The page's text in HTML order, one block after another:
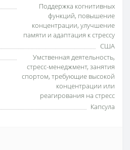
Поддержка когнитивных
функций, повышение
концентрации, улучшение
памяти и адаптация к стрессу
США
Умственная деятельность,
стресс-менеджмент, занятия
спортом, требующие высокой
концентрации или
реагирования на стресс
Капсула